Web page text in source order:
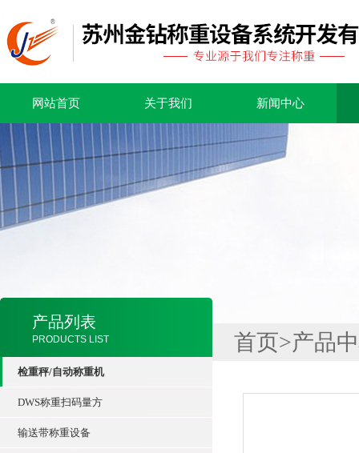
网站首页 关于我们 新闻中心
产品列表
PRODUCTS LIST
检重秤/自动称重机
DWS称重扫码量方
输送带称重设备
首页>产品